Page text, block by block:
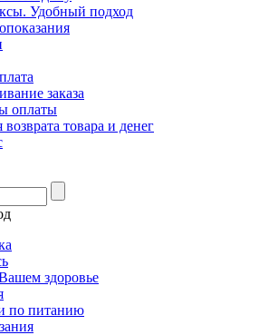
Удобный подход
заказа
оплаты
возврата товара и денег
здоровье
по питанию